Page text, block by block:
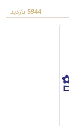
5944 بازدید